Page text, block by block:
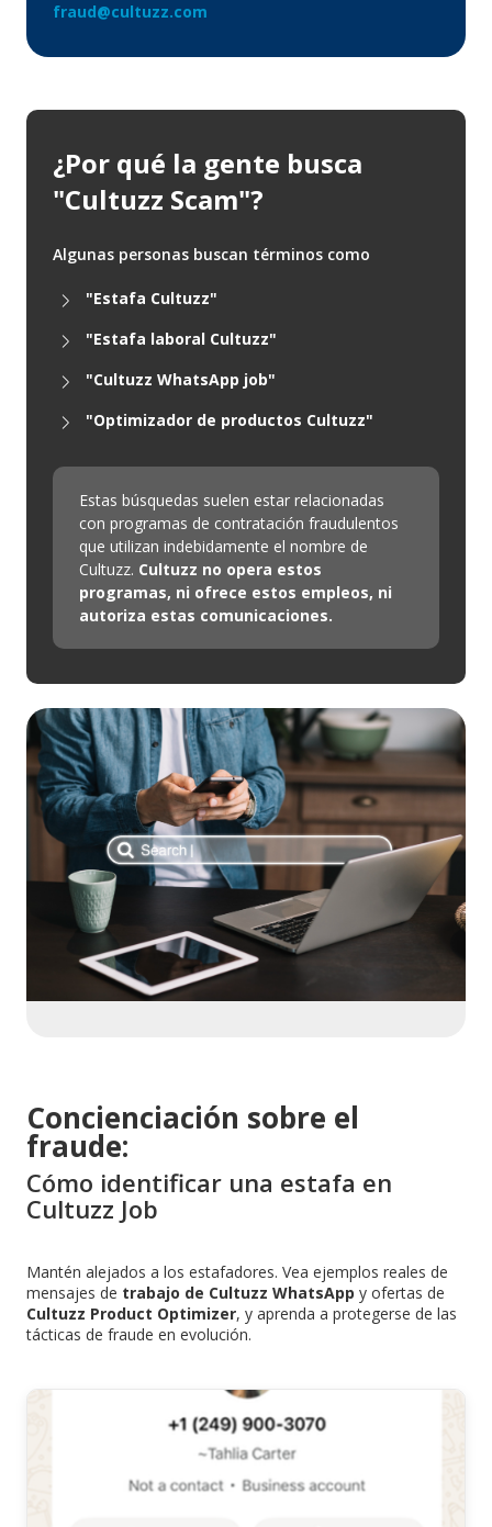
fraud@cultuzz.com
¿Por qué la gente busca
"Cultuzz Scam"?
Algunas personas buscan términos como
"Estafa Cultuzz"
"Estafa laboral Cultuzz"
"Cultuzz WhatsApp job"
"Optimizador de productos Cultuzz"
Estas búsquedas suelen estar relacionadas
con programas de contratación fraudulentos
que utilizan indebidamente el nombre de
Cultuzz. Cultuzz no opera estos
programas, ni ofrece estos empleos, ni
autoriza estas comunicaciones.
Concienciación sobre el
fraude:
Cómo identificar una estafa en
Cultuzz Job
Mantén alejados a los estafadores. Vea ejemplos reales de
mensajes de trabajo de Cultuzz WhatsApp y ofertas de
Cultuzz Product Optimizer, y aprenda a protegerse de las
tácticas de fraude en evolución.